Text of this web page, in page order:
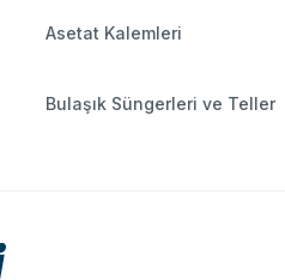
Asetat Kalemleri
Bulaşık Süngerleri ve Teller